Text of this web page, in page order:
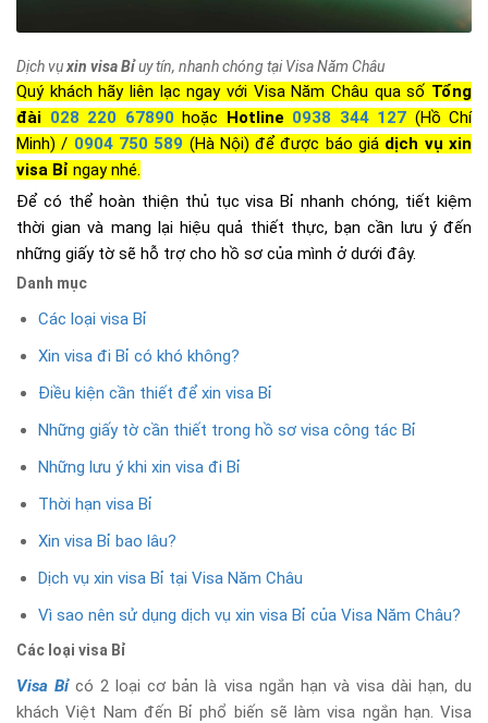
Dịch vụxin visa Bỉuy tín, nhanh chóng tại Visa Năm Châu
Quý khách hãy liên lạc ngay với Visa Năm Châu qua số Tổng
đài 028 220 67890 hoặc Hotline 0938 344 127 (Hồ Chí
Minh) / 0904 750 589 (Hà Nội) để được báo giá dịch vụ xin
visa Bỉ ngay nhé.
Để có thể hoàn thiện thủ tục visa Bỉ nhanh chóng, tiết kiệm
thời gian và mang lại hiệu quả thiết thực, bạn cần lưu ý đến
những giấy tờ sẽ hỗ trợ cho hồ sơ của mình ở dưới đây.
Danh mục
Các loại visa Bỉ
Xin visa đi Bỉ có khó không?
Điều kiện cần thiết để xin visa Bỉ
Những giấy tờ cần thiết trong hồ sơ visa công tác Bỉ
Những lưu ý khi xin visa đi Bỉ
Thời hạn visa Bỉ
Xin visa Bỉ bao lâu?
Dịch vụ xin visa Bỉ tại Visa Năm Châu
Vì sao nên sử dụng dịch vụ xin visa Bỉ của Visa Năm Châu?
Các loại visa Bỉ
Visa Bỉcó 2 loại cơ bản là visa ngắn hạn và visa dài hạn, du
khách Việt Nam đến Bỉ phổ biến sẽ làm visa ngắn hạn. Visa